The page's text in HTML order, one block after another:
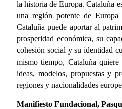
la historia de Europa. Cataluña
una región potente de
Cataluña puede aportar al
prosperidad económica, su
cohesión social y su identidad
mismo tiempo, Cataluña quiere
ideas, modelos, propuestas y
regiones y nacionalidades
Manifiesto Fundacional,